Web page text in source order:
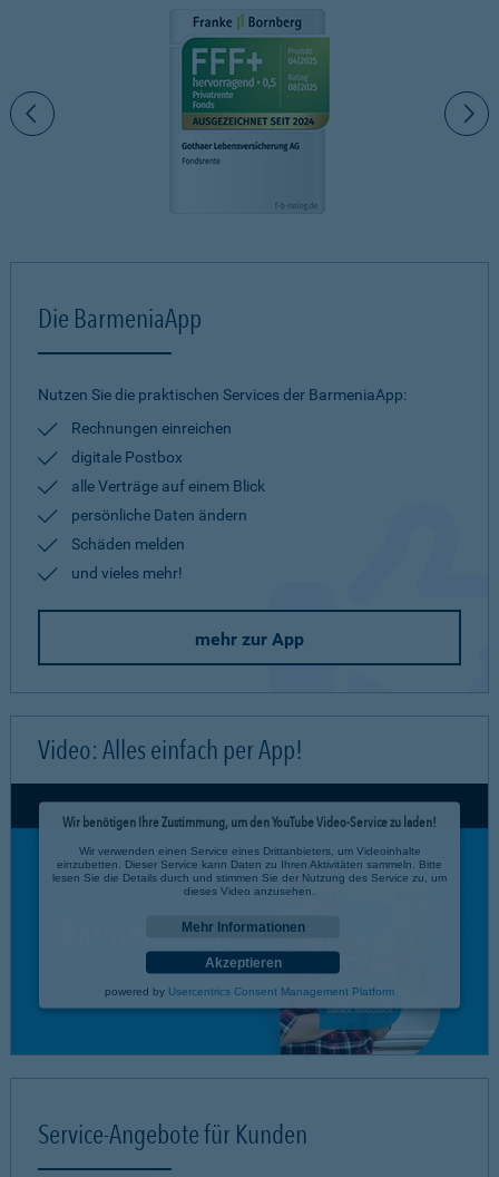
Die BarmeniaApp
Nutzen Sie die praktischen Services der BarmeniaApp:
Rechnungen einreichen
digitale Postbox
alle Verträge auf einem Blick
persönliche Daten ändern
Schäden melden
und vieles mehr!
mehr zur App
Video: Alles einfach per App!
Wir benötigen Ihre Zustimmung, um den YouTube Video-Service zu laden!
Wir verwenden einen Service eines Drittanbieters, um Videoinhalte
einzubetten. Dieser Service kann Daten zu Ihren Aktivitäten sammeln. Bitte
lesen Sie die Details durch und stimmen Sie der Nutzung des Service zu, um
dieses Video anzusehen.
Mehr Informationen
Akzeptieren
powered by Usercentrics Consent Management Platform
Service-Angebote für Kunden